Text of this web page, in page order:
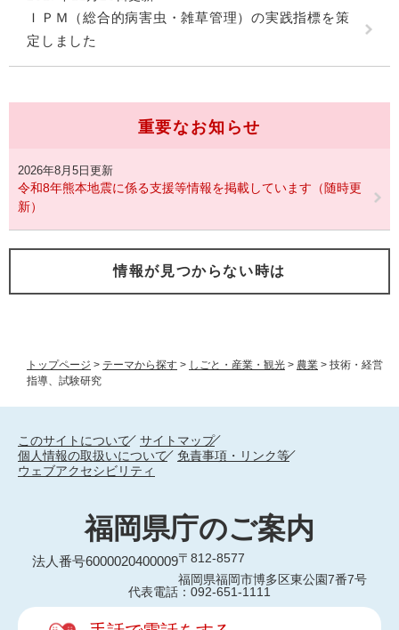
トップページ > テーマから探す > しごと・産業・観光 > 農業 > 技術・経営
指導、試験研究
ＩＰＭ（総合的病害虫・雑草管理）の実践指標を策
定しました
重要なお知らせ
2026年8月5日更新
令和8年熊本地震に係る支援等情報を掲載しています（随時更
新）
情報が見つからない時は
このサイトについて
サイトマップ
個人情報の取扱いについて
免責事項・リンク等
ウェブアクセシビリティ
福岡県庁のご案内
法人番号6000020400009〒812-8577
福岡県福岡市博多区東公園7番7号
代表電話：092-651-1111